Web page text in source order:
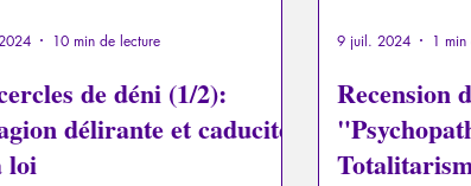
Psychose Temporalité Conférences
de déni (1/2):
délirante et caducité
loi
10 min de lecture
Recension
9 juil. 2024 1